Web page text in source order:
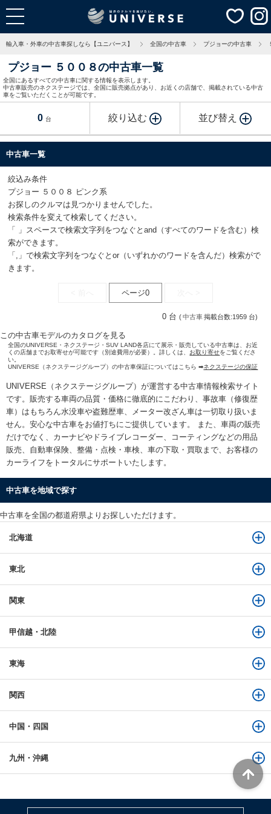
輸入車・外車の中古車探しなら【ユニバース】 全国の中古車 プジョーの中古車
プジョー ５００８の中古車一覧
全国にあるすべての中古車に関する情報を表示します。
中古車販売のネクステージでは、全国に販売拠点があり、お近くの店舗で、掲載されている中古
車をご覧いただくことが可能です。
0 台 絞り込む 並び替え
中古車一覧
絞込み条件
プジョー ５００８ ピンク系
お探しのクルマは見つかりませんでした。
検索条件を変えて検索してください。
「 」スペースで検索文字列をつなぐとand（すべてのワードを含む）検
索ができます。
「,」で検索文字列をつなぐとor（いずれかのワードを含んだ）検索がで
きます。
ページ0
0 台 (中古車掲載台数:1959 台)
この中古車モデルのカタログを見る
全国のUNIVERSE・ネクステージ・SUV LAND各店にて展示・販売している中古車は、お近
くの店舗までお取寄せが可能です（別途費用が必要）。詳しくは、 お取り寄せをご覧くださ
い。
UNIVERSE（ネクステージグループ）の中古車保証についてはこちら ➡ネクステージの保証
UNIVERSE（ネクステージグループ）が運営する中古車情報検索サイト
です。販売する車両の品質・価格に徹底的にこだわり、事故車（修復歴
車）はもちろん水没車や盗難歴車、メーター改ざん車は一切取り扱いま
せん。安心な中古車をお値打ちにご提供しています。 また、車両の販売
だけでなく、カーナビやドライブレコーダー、コーティングなどの用品
販売、自動車保険、整備・点検・車検、車の下取・買取まで、お客様の
カーライフをトータルにサポートいたします。
中古車を地域で探す
中古車を全国の都道府県よりお探しいただけます。
北海道
東北
関東
甲信越・北陸
東海
関西
中国・四国
九州・沖縄